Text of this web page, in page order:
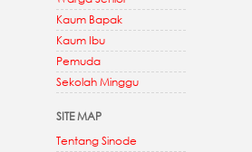
Kaum Bapak
Kaum Ibu
Pemuda
Sekolah Minggu
SITE MAP
Tentang Sinode